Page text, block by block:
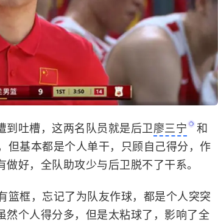
到吐槽，这两名队员就是后卫廖三宁
和
但基本都是个人单干，只顾自己得分，作
好，全队助攻少与后卫脱不了干系。
篮框，忘记了为队友作球，都是个人突突
个人得分多，但是太粘球了，影响了全